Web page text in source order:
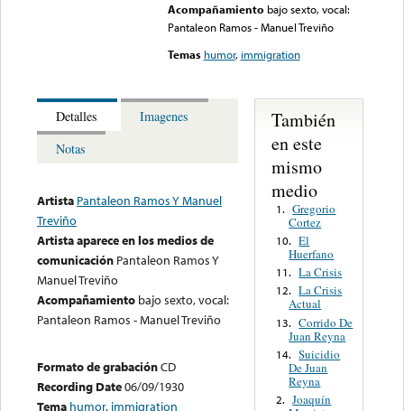
Acompañamiento bajo sexto, vocal:
Pantaleon Ramos - Manuel Treviño
Temas humor, immigration
Detalles
Imagenes
Notas
Artista Pantaleon Ramos Y Manuel
Treviño
Artista aparece en los medios de
comunicación Pantaleon Ramos Y
Manuel Treviño
Acompañamiento bajo sexto, vocal:
Pantaleon Ramos - Manuel Treviño
Formato de grabaciónCD
Recording Date06/09/1930
Tema humor, immigration
También
en este
mismo
medio
1. Gregorio
Cortez
10. El
Huerfano
11. La Crisis
12. La Crisis
Actual
13. Corrido De
Juan Reyna
14. Suicidio
De Juan
Reyna
2. Joaquín